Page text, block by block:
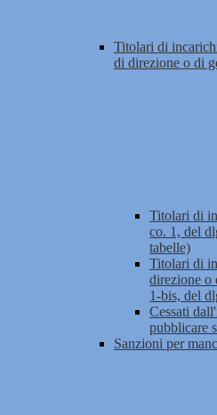
Titolari di
di direzione o di
Titolari di
co. 1, del
tabelle)
Titolari di
direzione o
1-bis, del
Cessati
pubblicare
Sanzioni per